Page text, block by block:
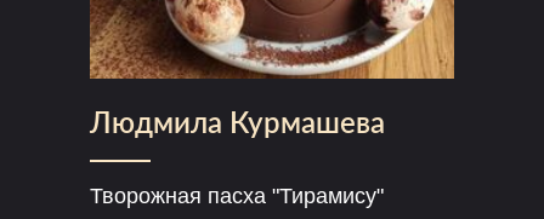
Людмила Курмашева
Творожная пасха "Тирамису"